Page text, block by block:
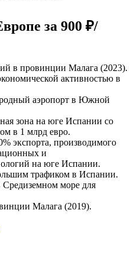
за 900 ₽/
в провинции Малага (2023).
активностью в
аэропорт в Южной
зона на юге Испании со
в 1 млрд евро.
экспорта, производимого
и
на юге Испании.
трафиком в Испании.
Средиземном море для
Малага (2019).